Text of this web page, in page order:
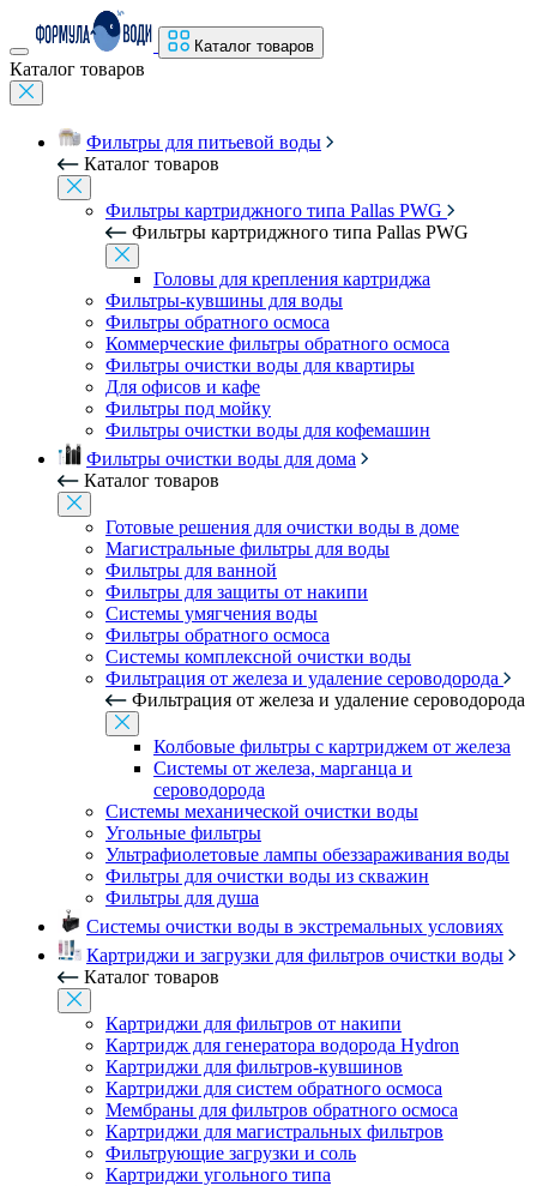
Каталог товаров
Каталог товаров
Фильтры для питьевой воды
Каталог товаров
Фильтры картриджного типа Pallas PWG
Фильтры картриджного типа Pallas PWG
Головы для крепления картриджа
Фильтры-кувшины для воды
Фильтры обратного осмоса
Коммерческие фильтры обратного осмоса
Фильтры очистки воды для квартиры
Для офисов и кафе
Фильтры под мойку
Фильтры очистки воды для кофемашин
Фильтры очистки воды для дома
Каталог товаров
Готовые решения для очистки воды в доме
Магистральные фильтры для воды
Фильтры для ванной
Фильтры для защиты от накипи
Системы умягчения воды
Фильтры обратного осмоса
Системы комплексной очистки воды
Фильтрация от железа и удаление сероводорода
Фильтрация от железа и удаление сероводорода
Колбовые фильтры с картриджем от железа
Системы от железа, марганца и
сероводорода
Системы механической очистки воды
Угольные фильтры
Ультрафиолетовые лампы обеззараживания воды
Фильтры для очистки воды из скважин
Фильтры для душа
Системы очистки воды в экстремальных условиях
Картриджи и загрузки для фильтров очистки воды
Каталог товаров
Картриджи для фильтров от накипи
Картридж для генератора водорода Hydron
Картриджи для фильтров-кувшинов
Картриджи для систем обратного осмоса
Мембраны для фильтров обратного осмоса
Картриджи для магистральных фильтров
Фильтрующие загрузки и соль
Картриджи угольного типа